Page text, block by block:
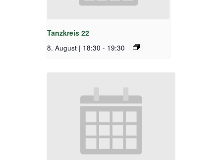
Tanzkreis 22
8. August | 18:30 - 19:30